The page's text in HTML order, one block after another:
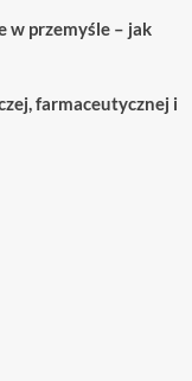
w przemyśle – jak
farmaceutycznej i